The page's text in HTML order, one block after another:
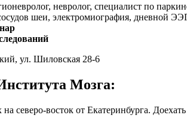
невролог, специалист по
шеи, электромиография, дневной
ул. Шиловская 28-6
Мозга:
на северо-восток от Екатеринбурга.